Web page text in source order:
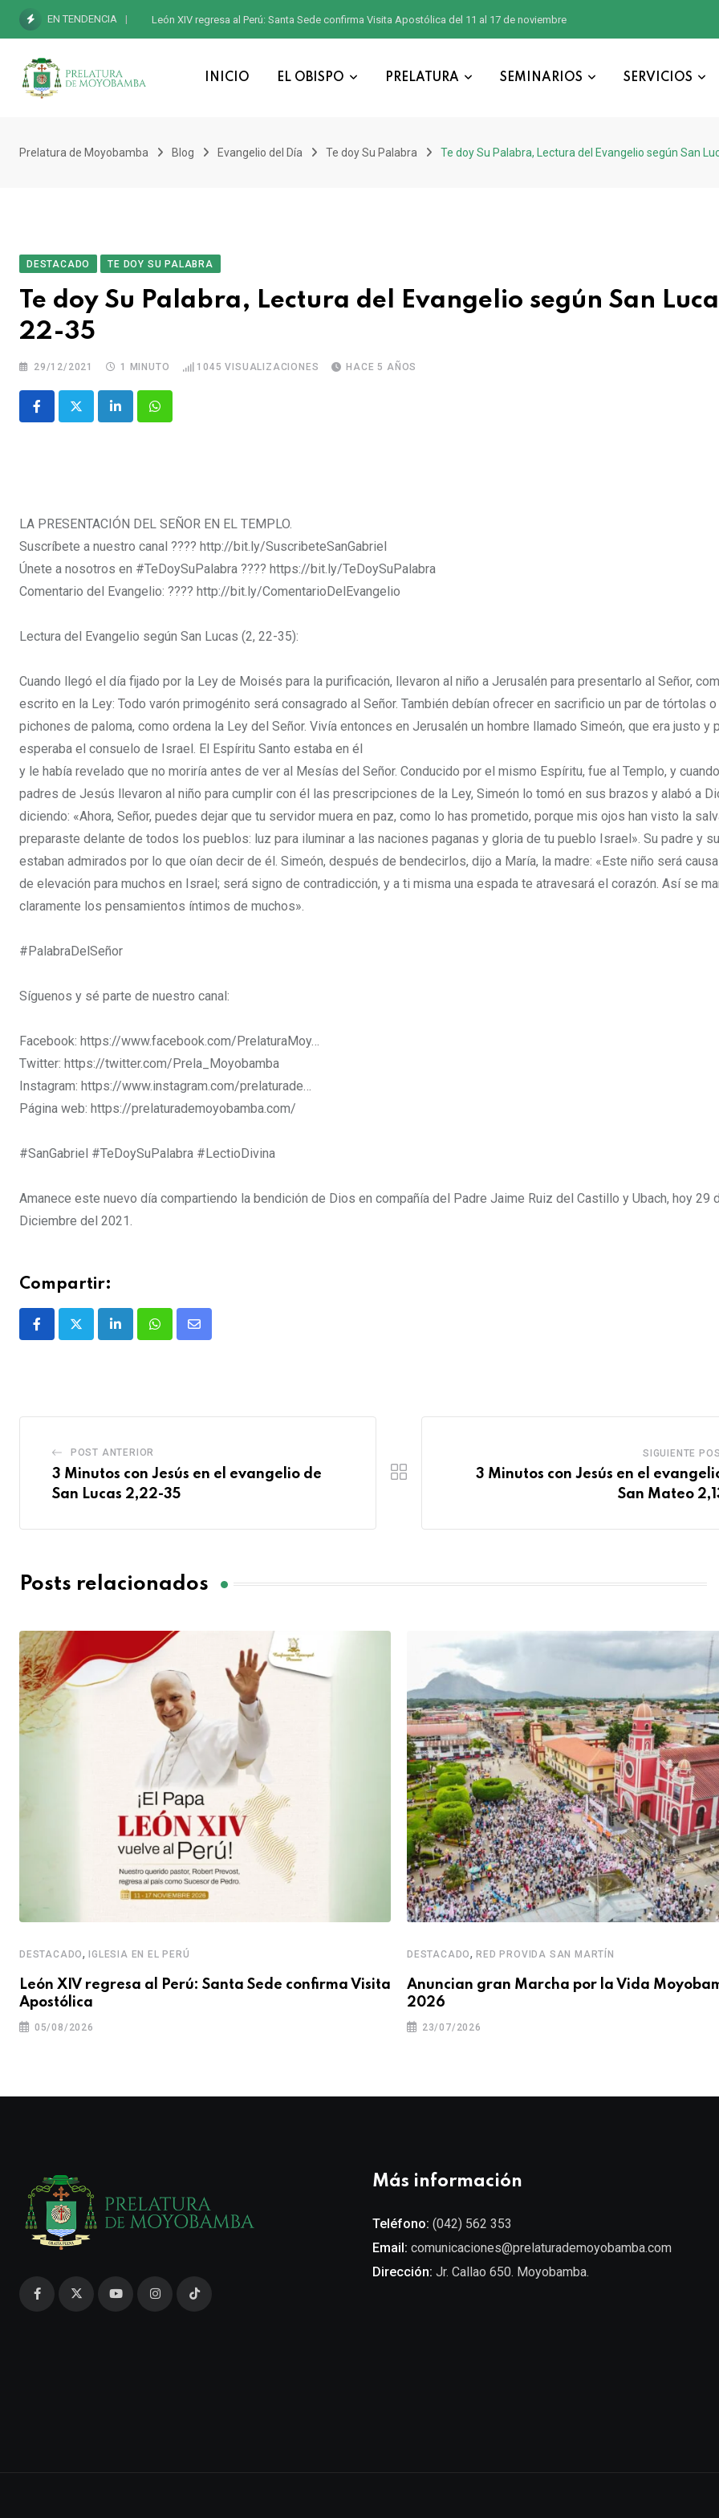
EN TENDENCIA León XIV regresa al Perú: Santa Sede confirma Visita Apostólica del 11 al 17 de noviembre
INICIO EL OBISPO PRELATURA SEMINARIOS SERVICIOS
Prelatura de Moyobamba Blog Evangelio del Día Te doy Su Palabra Te doy Su Palabra, Lectura del Evangelio según San
DESTACADO TE DOY SU PALABRA
Te doy Su Palabra, Lectura del Evangelio según San
22-35
29/12/2021 1 MINUTO 1045 VISUALIZACIONES HACE 5 AÑOS
LA PRESENTACIÓN DEL SEÑOR EN EL TEMPLO.
Suscríbete a nuestro canal ???? http://bit.ly/SuscribeteSanGabriel
Únete a nosotros en #TeDoySuPalabra ​​​​​​​​​​​​​​​​ ???? https://bit.ly/TeDoySuPalabra
Comentario del Evangelio: ???? http://bit.ly/ComentarioDelEvangelio
Lectura del Evangelio según San Lucas (2, 22-35):
Cuando llegó el día fijado por la Ley de Moisés para la purificación, llevaron al niño a Jerusalén para presentarlo al Señor,
escrito en la Ley: Todo varón primogénito será consagrado al Señor. También debían ofrecer en sacrificio un par de tórtolas
pichones de paloma, como ordena la Ley del Señor. Vivía entonces en Jerusalén un hombre llamado Simeón, que era justo y
esperaba el consuelo de Israel. El Espíritu Santo estaba en él
y le había revelado que no moriría antes de ver al Mesías del Señor. Conducido por el mismo Espíritu, fue al Templo, y
padres de Jesús llevaron al niño para cumplir con él las prescripciones de la Ley, Simeón lo tomó en sus brazos y alabó a
diciendo: «Ahora, Señor, puedes dejar que tu servidor muera en paz, como lo has prometido, porque mis ojos han visto la
preparaste delante de todos los pueblos: luz para iluminar a las naciones paganas y gloria de tu pueblo Israel». Su padre y
estaban admirados por lo que oían decir de él. Simeón, después de bendecirlos, dijo a María, la madre: «Este niño será
de elevación para muchos en Israel; será signo de contradicción, y a ti misma una espada te atravesará el corazón. Así se
claramente los pensamientos íntimos de muchos».
#PalabraDelSeñor
Síguenos y sé parte de nuestro canal:
Facebook: https://www.facebook.com/PrelaturaMoy…
Twitter: https://twitter.com/Prela_Moyobamba​
Instagram: https://www.instagram.com/prelaturade…
Página web: https://prelaturademoyobamba.com/
#SanGabriel #TeDoySuPalabra #LectioDivina
Amanece este nuevo día compartiendo la bendición de Dios en compañía del Padre Jaime Ruiz del Castillo y Ubach, hoy 29
Diciembre del 2021.
Compartir:
POST ANTERIOR
3 Minutos con Jesús en el evangelio de
San Lucas 2,22-35
SIGUIENTE
3 Minutos con Jesús en el
San Mateo
Posts relacionados
DESTACADO,IGLESIA EN EL PERÚ
León XIV regresa al Perú: Santa Sede confirma Visita
Apostólica
05/08/2026
DESTACADO,RED PROVIDA SAN MARTÍN
Anuncian gran Marcha por la Vida
2026
23/07/2026
Más información
Teléfono: (042) 562 353
Email: comunicaciones@prelaturademoyobamba.com
Dirección: Jr. Callao 650. Moyobamba.